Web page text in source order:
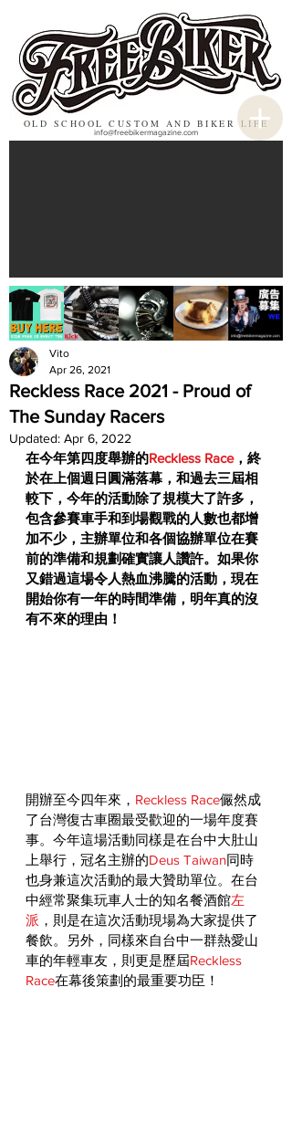
OLD SCHOOL CUSTOM AND BIKER LIFE
info@freebikermagazine.com
Reckless Race 2021 - Proud of
The Sunday Racers
Vito
Apr 26, 2021
Updated: Apr 6, 2022
在今年第四度舉辦的Reckless Race，終
於在上個週日圓滿落幕，和過去三屆相
較下，今年的活動除了規模大了許多，
包含參賽車手和到場觀戰的人數也都增
加不少，主辦單位和各個協辦單位在賽
前的準備和規劃確實讓人讚許。如果你
又錯過這場令人熱血沸騰的活動，現在
開始你有一年的時間準備，明年真的沒
有不來的理由！
開辦至今四年來， Reckless Race儼然成
了台灣復古車圈最受歡迎的一場年度賽
事。今年這場活動同樣是在台中大肚山
上舉行，冠名主辦的Deus Taiwan同時
也身兼這次活動的最大贊助單位。在台
中經常聚集玩車人士的知名餐酒館左
派 ，則是在這次活動現場為大家提供了
餐飲。另外，同樣來自台中一群熱愛山
車的年輕車友，則更是歷屆Reckless
Race在幕後策劃的最重要功臣！